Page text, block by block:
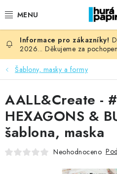
na
NOVINKY
HURÁ DÍLNA
VŠECHNO ZBOŽÍ
KNIHAŘSKÝ MATERIÁL
2026... Děkujeme za
Šablony, masky a formy
AALL&Create -
HEXAGONS &
šablona, maska
Neohodnoceno